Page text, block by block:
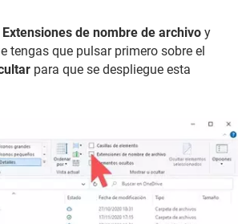
Extensiones de nombre de archivo y
tengas que pulsar primero sobre el
para que se despliegue esta